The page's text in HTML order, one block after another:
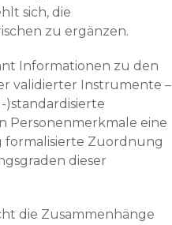
sich, die
zu ergänzen.
Informationen zu den
validierter Instrumente –
Personenmerkmale eine
formalisierte Zuordnung
dieser
die Zusammenhänge